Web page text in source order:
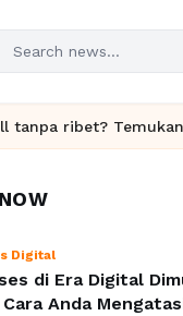
Temukan kelas
Digital
di Era Digital
Anda